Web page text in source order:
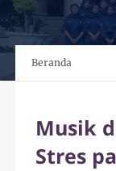
Beranda
Musik
Stres